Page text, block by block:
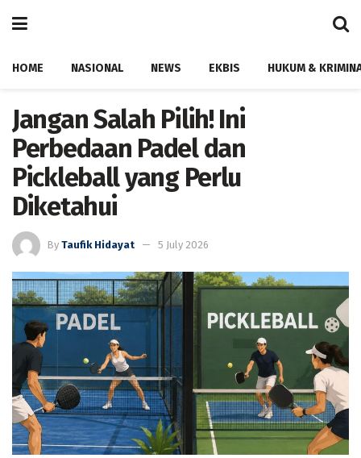
HOME NASIONAL NEWS EKBIS HUKUM &
Jangan Salah Pilih! Ini
Perbedaan Padel dan
Pickleball yang Perlu
Diketahui
By Taufik Hidayat 5 July 2026